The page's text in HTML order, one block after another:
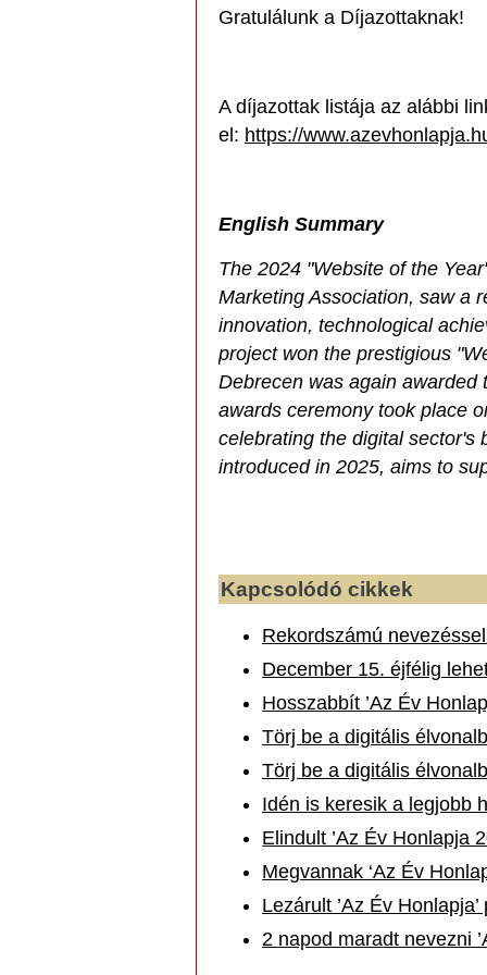
Gratulálunk a Díjazottaknak!
A díjazottak listája az alábbi
el: https://
English Summary
The 2024 "Website of the
Marketing Association, saw a
innovation, technological
project won the prestigious
Debrecen was again awarded
awards ceremony took place
celebrating the digital sector's
introduced in 2025, aims to
Kapcsolódó cikkek
Rekordszámú
December 15. éjfélig
Hosszabbít ’Az Év
Törj be a digitális
Törj be a digitális
Idén is keresik a legjobb
Elindult ’Az Év Honlapja
Megvannak ‘Az Év
Lezárult ’Az Év
2 napod maradt nevezni